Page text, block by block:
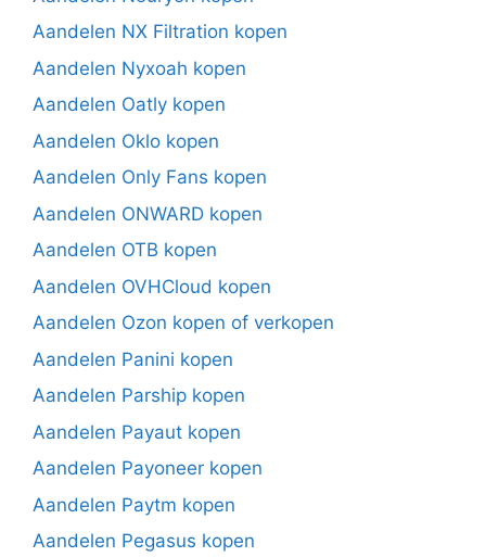
Aandelen NX Filtration kopen
Aandelen Nyxoah kopen
Aandelen Oatly kopen
Aandelen Oklo kopen
Aandelen Only Fans kopen
Aandelen ONWARD kopen
Aandelen OTB kopen
Aandelen OVHCloud kopen
Aandelen Ozon kopen of verkopen
Aandelen Panini kopen
Aandelen Parship kopen
Aandelen Payaut kopen
Aandelen Payoneer kopen
Aandelen Paytm kopen
Aandelen Pegasus kopen